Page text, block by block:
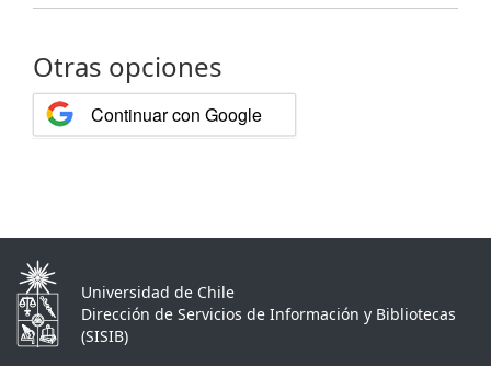
Otras opciones
Continuar con Google
Universidad de Chile
Dirección de Servicios de Información y Bibliotecas
(SISIB)